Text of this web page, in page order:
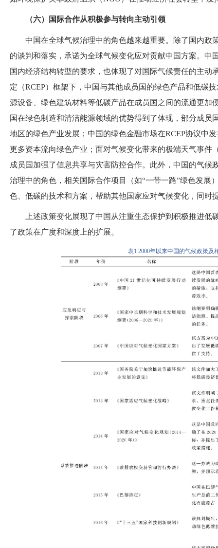
（六）国际合作从积极参与转向主动引领
中国在全球气候治理中的角色越来越重要。除了国内政
的谈判和落实，承诺为全球气候变化应对贡献中国方案。中
国内经济结构转型的要求，也体现了对国际气候责任的主动
定（RCEP）框架下，中国与其他成员国的绿色产品和低碳
源设备、绿色建筑材料等低碳产品在成员国之间的流通更加
国在绿色制造和清洁能源领域的优势得到了体现，部分成员
地区的绿色产业发展；中国的绿色金融市场在RCEP协议中
更多资本流向绿色产业；面对气候变化带来的极端天气事件
成员国加强了信息共享与灾害防控合作。此外，中国的气候
治理中的角色，相关国际合作项目（如“一带一路”绿色发展
色、低碳的技术和方案，帮助其他国家应对气候变化，同时
上述政策变化展现了中国从注重生态保护到积极推进
了政策在广度和深度上的扩展。
表1 2000年以来中国的气候政策及